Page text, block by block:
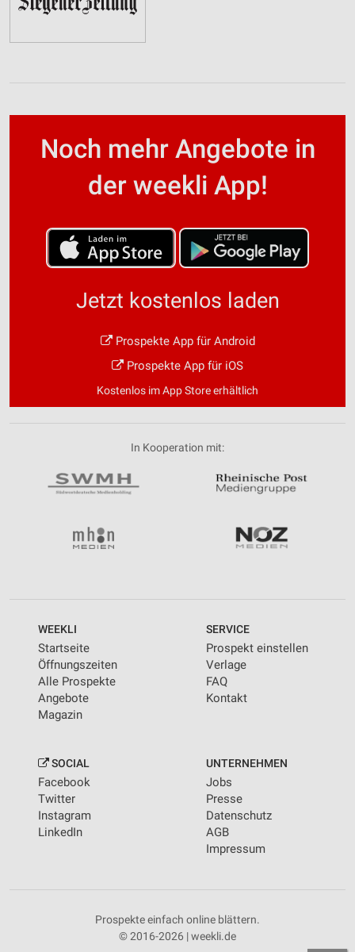
Noch mehr Angebote in
der weekli App!
Jetzt kostenlos laden
Prospekte App für Android
Prospekte App für iOS
Kostenlos im App Store erhältlich
In Kooperation mit:
WEEKLI
Startseite
Öffnungszeiten
Alle Prospekte
Angebote
Magazin
SERVICE
Prospekt einstellen
Verlage
FAQ
Kontakt
SOCIAL
Facebook
Twitter
Instagram
LinkedIn
UNTERNEHMEN
Jobs
Presse
Datenschutz
AGB
Impressum
Prospekte einfach online blättern.
© 2016-2026 | weekli.de